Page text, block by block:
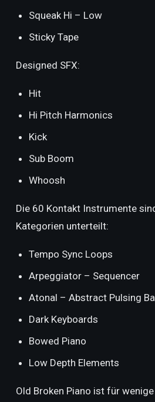
Squeak Hi – Low
Sticky Tape
Designed SFX:
Hit
Hi Pitch Harmonics
Kick
Sub Boom
Whoosh
Die 60 Kontakt Instrumente
Kategorien unterteilt:
Tempo Sync Loops
Arpeggiator – Sequencer
Atonal – Abstract Pulsing
Dark Keyboards
Bowed Piano
Low Depth Elements
Old Broken Piano ist für